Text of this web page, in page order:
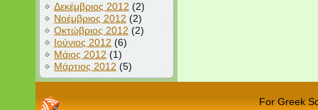
Δεκέμβριος 2012 (2)
Νοέμβριος 2012 (2)
Οκτώβριος 2012 (2)
Ιούνιος 2012 (6)
Μάιος 2012 (1)
Μάρτιος 2012 (5)
For Greek